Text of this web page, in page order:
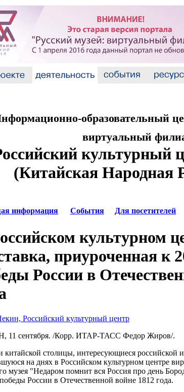
образовательный
виртуальный
культурный
(Китайская Народная
информация События Для посетителей
культурном
приуроченная к
России в
Российский культурный центр
11 сентября. /Корр. ИТАР-ТАСС Федор Жиров/.
китайской столицы, интересующиеся российской
на днях в Российском культурном центре
музея "Недаром помнит вся Россия про день
России в Отечественной войне 1812 года.